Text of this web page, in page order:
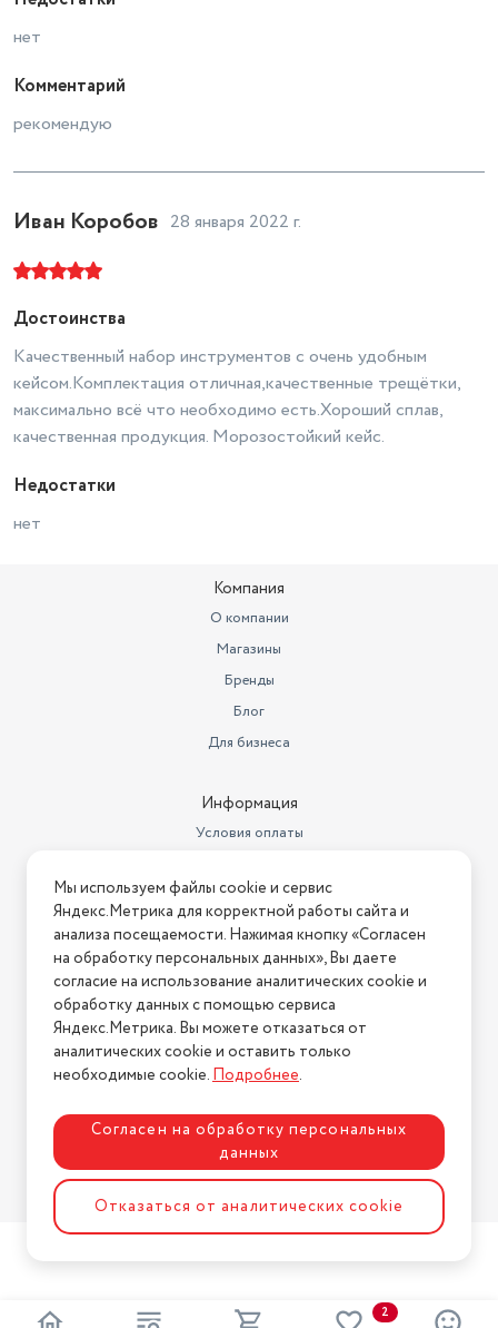
2
нет
Комментарий
рекомендую
Иван Коробов 28 января 2022 г.
Достоинства
Качественный набор инструментов с очень удобным
кейсом.Комплектация отличная,качественные трещётки,
максимально всё что необходимо есть.Хороший сплав,
качественная продукция. Морозостойкий кейс.
Недостатки
нет
Компания
О компании
Магазины
Бренды
Блог
Для бизнеса
Информация
Условия оплаты
Условия возврата
Нашли ошибку на сайте? Напишите нам
2026 © Интернет-магазин "АстМаркет". У нас есть всё!
Политика конфиденциальности
Разработка сайтаASTDESIGN
Мы используем файлы cookie и сервис
Яндекс.Метрика для корректной работы сайта и
анализа посещаемости. Нажимая кнопку «Согласен
на обработку персональных данных», Вы даете
согласие на использование аналитических cookie и
обработку данных с помощью сервиса
Яндекс.Метрика. Вы можете отказаться от
аналитических cookie и оставить только
необходимые cookie.Подробнее.
Согласен на обработку персональных
данных
Отказаться от аналитических cookie